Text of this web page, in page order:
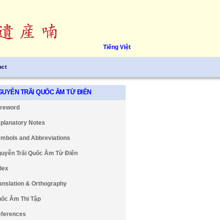
Tiếng Việt
TRÃI QUỐC ÂM TỪ ĐIỂN
Notes
and Abbreviations
Trãi Quốc Âm Từ Điển
& Orthography
Âm Thi Tập